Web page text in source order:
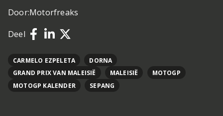
Door:Motorfreaks
Deel
CARMELO EZPELETA
DORNA
GRAND PRIX VAN MALEISIË
MALEISIË
MOTOGP
MOTOGP KALENDER
SEPANG